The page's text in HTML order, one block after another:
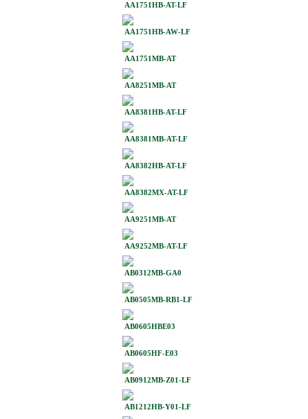
AA1751HB-AT-LF
AA1751HB-AW-LF
AA1751MB-AT
AA8251MB-AT
AA8381HB-AT-LF
AA8381MB-AT-LF
AA8382HB-AT-LF
AA8382MX-AT-LF
AA9251MB-AT
AA9252MB-AT-LF
AB0312MB-GA0
AB0505MB-RB1-LF
AB0605HBE03
AB0605HF-E03
AB0912MB-Z01-LF
AB1212HB-Y01-LF